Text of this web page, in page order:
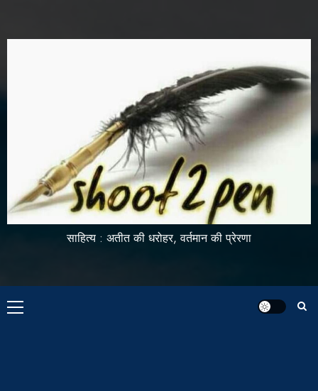
साहित्य : अतीत की धरोहर, वर्तमान की प्रेरणा